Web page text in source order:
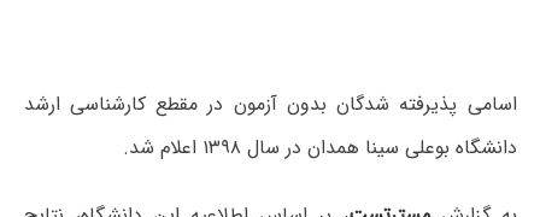
اسامی پذیرفته شدگان بدون آزمون در مقطع کارشناسی ارشد
دانشگاه بوعلی سینا همدان در سال ۱۳۹۸ اعلام شد.